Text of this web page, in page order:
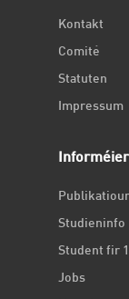
Kontakt
Comité
Statuten
Impressum
Studieninfo
Student fir 1
Jobs